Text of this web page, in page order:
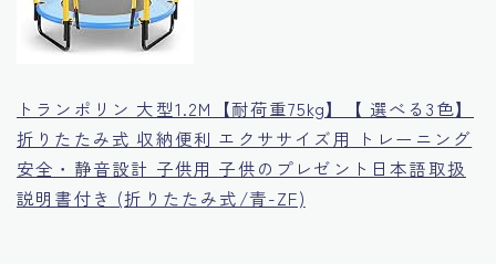
トランポリン 大型1.2M【耐荷重75kg】【 選べる3色】
折りたたみ式 収納便利 エクササイズ用 トレーニング
安全・静音設計 子供用 子供のプレゼント日本語取扱
説明書付き (折りたたみ式/青-ZF)